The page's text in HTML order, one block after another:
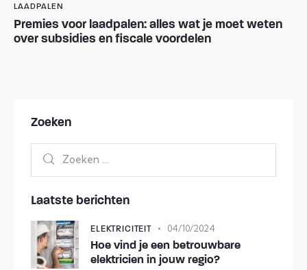
LAADPALEN
Premies voor laadpalen: alles wat je moet weten
over subsidies en fiscale voordelen
Zoeken
Laatste berichten
ELEKTRICITEIT 04/10/2024
Hoe vind je een betrouwbare
elektricien in jouw regio?